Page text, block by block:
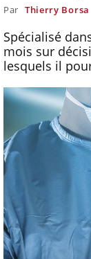
Par Thierry Borsa
Spécialisé
mois sur
lesquels il